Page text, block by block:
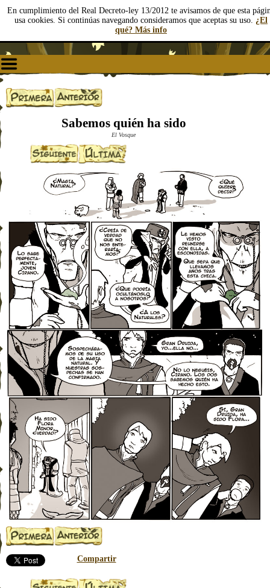
En cumplimiento del Real Decreto-ley 13/2012 te avisamos de que esta
usa cookies. Si continúas navegando consideramos que aceptas su uso. ¿El
qué? Más info
Sabemos quién ha sido
El Vosque
Compartir